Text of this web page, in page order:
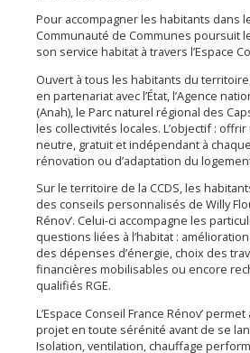
Pour accompagner les habitants dans
Communauté de Communes poursuit
son service habitat à travers l’Espace
Ouvert à tous les habitants du
en partenariat avec l’État, l’Agence
(Anah), le Parc naturel régional des
les collectivités locales. L’objectif :
neutre, gratuit et indépendant à
rénovation ou d’adaptation du
Sur le territoire de la CCDS, les
des conseils personnalisés de Willy
Rénov’. Celui-ci accompagne les
questions liées à l’habitat :
des dépenses d’énergie, choix des
financières mobilisables ou encore
qualifiés RGE.
L’Espace Conseil France Rénov’
projet en toute sérénité avant de se
Isolation, ventilation, chauffage